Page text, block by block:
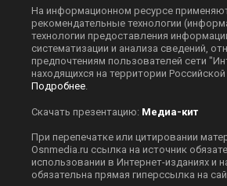
На информационном ресурсе
рекомендательные технологии
технологии предоставления
систематизации и анализа сведений,
предпочтениям пользователей сети
находящихся на территории
Подробнее
Скачать презентацию: Медиа-кит
При перепечатке или цитировании
Оsnmedia.ru ссылка на источник
использовании в Интернет-изданиях и
обязательна прямая гиперссылка на